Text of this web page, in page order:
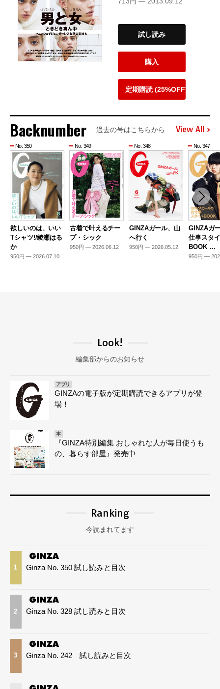
試し読み
購入
定期購読 (25%OFF)
Backnumber 過去の号はこちらから View All
No. 350
欲しいのは、いい
Tシャツ!/綾瀬はる
か
950円 — 2026.07.10
No. 349
古着で叶えるチー
プ・シック
950円 — 2026.06.12
No. 348
GINZAガール、山
へ行く
950円 — 2026.05.12
No. 347
GINZAガ
仕事スタ
BOOK …
950円 —
Look!
編集部からのお知らせ
アプリ
GINZAの電子版が定期購読できるアプリが登
場！
本
『GINZA特別編集 おしゃれな人が毎日使うも
の、暮らす部屋』発売中
Ranking
今読まれてます
1 Ginza No. 350 試し読みと目次
2 Ginza No. 328 試し読みと目次
3 Ginza No. 242 試し読みと目次